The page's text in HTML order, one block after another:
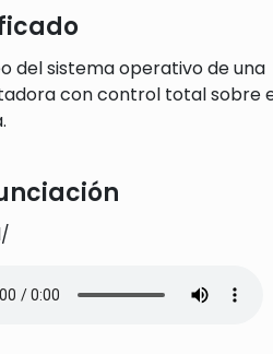
del sistema operativo de una
con control total sobre